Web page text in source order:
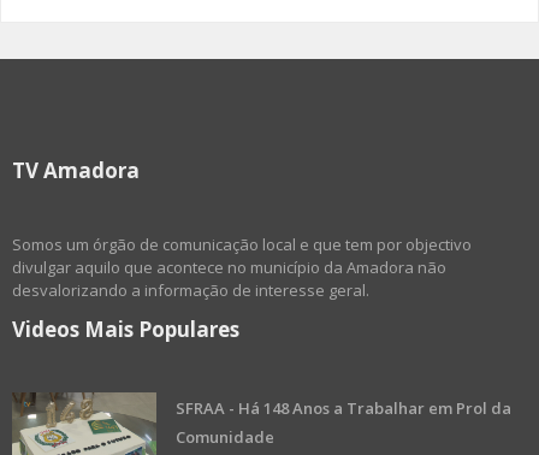
TV Amadora
Somos um órgão de comunicação local e que tem por objectivo
divulgar aquilo que acontece no município da Amadora não
desvalorizando a informação de interesse geral.
Videos Mais Populares
SFRAA - Há 148 Anos a Trabalhar em Prol da
Comunidade